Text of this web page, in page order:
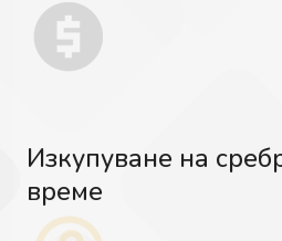
Изкупуване на
време